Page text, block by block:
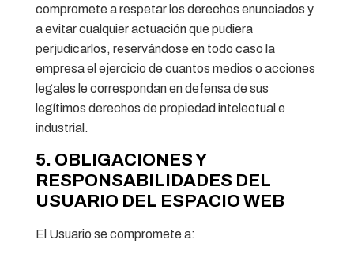
compromete a respetar los derechos enunciados y
a evitar cualquier actuación que pudiera
perjudicarlos, reservándose en todo caso la
empresa el ejercicio de cuantos medios o acciones
legales le correspondan en defensa de sus
legítimos derechos de propiedad intelectual e
industrial.
5. OBLIGACIONES Y
RESPONSABILIDADES DEL
USUARIO DEL ESPACIO WEB
El Usuario se compromete a: